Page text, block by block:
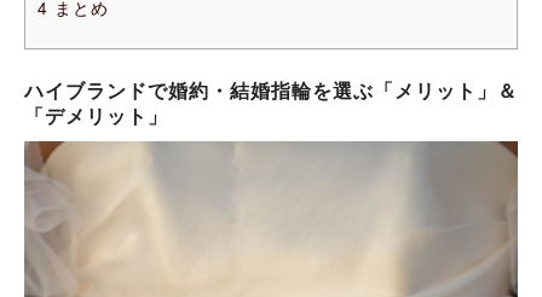
4 まとめ
ハイブランドで婚約・結婚指輪を選ぶ「メリット」＆
「デメリット」